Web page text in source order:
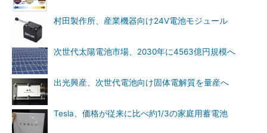
村田製作所、産業機器向け24V電池モジュール
次世代太陽電池市場、2030年に4563億円規模へ
出光興産、次世代電池向け固体電解質を量産へ
Tesla、価格が従来に比べ約1/3の家庭用蓄電池